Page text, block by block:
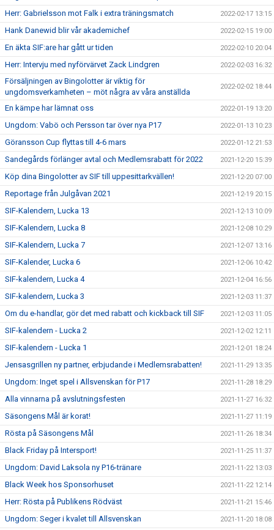
Herr: Gabrielsson mot Falk i extra träningsmatch 2022-02-17 13:15
Hank Danewid blir vår akademichef 2022-02-15 19:00
En äkta SIF:are har gått ur tiden 2022-02-10 20:04
Herr: Intervju med nyförvärvet Zack Lindgren 2022-02-03 16:32
Försäljningen av Bingolotter är viktig för
ungdomsverkamheten – möt några av våra anställda
2022-02-02 18:44
En kämpe har lämnat oss 2022-01-19 13:20
Ungdom: Vabö och Persson tar över nya P17 2022-01-13 10:23
Göransson Cup flyttas till 4-6 mars 2022-01-12 21:53
Sandegårds förlänger avtal och Medlemsrabatt för 2022 2021-12-20 15:39
Köp dina Bingolotter av SIF till uppesittarkvällen! 2021-12-20 07:00
Reportage från Julgåvan 2021 2021-12-19 20:15
SIF-Kalendern, Lucka 13 2021-12-13 10:09
SIF-Kalendern, Lucka 8 2021-12-08 10:29
SIF-Kalendern, Lucka 7 2021-12-07 13:16
SIF-Kalender, Lucka 6 2021-12-06 10:42
SIF-kalendern, Lucka 4 2021-12-04 16:56
SIF-kalendern, Lucka 3 2021-12-03 11:37
Om du e-handlar, gör det med rabatt och kickback till SIF 2021-12-03 11:05
SIF-kalendern - Lucka 2 2021-12-02 12:11
SIF-kalendern - Lucka 1 2021-12-01 18:24
Jensasgrillen ny partner, erbjudande i Medlemsrabatten! 2021-11-29 13:35
Ungdom: Inget spel i Allsvenskan för P17 2021-11-28 18:29
Alla vinnarna på avslutningsfesten 2021-11-27 16:32
Säsongens Mål är korat! 2021-11-27 11:19
Rösta på Säsongens Mål 2021-11-26 18:34
Black Friday på Intersport! 2021-11-25 11:37
Ungdom: David Laksola ny P16-tränare 2021-11-22 13:03
Black Week hos Sponsorhuset 2021-11-22 12:14
Herr: Rösta på Publikens Rödväst 2021-11-21 15:46
Ungdom: Seger i kvalet till Allsvenskan 2021-11-20 18:08